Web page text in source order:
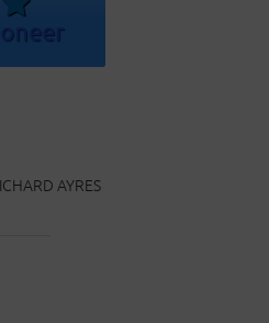
AYRES